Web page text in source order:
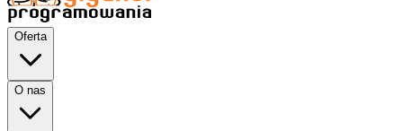
Oferta
O nas